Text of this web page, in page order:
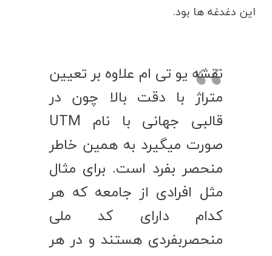
این دغدغه ها بود.
نقشه یو تی ام علاوه بر تعیین
متراژ با دقت بالا چون در
قالبی جهانی با نام UTM
صورت میگیرد به همین خاطر
منحصر بفرد است. برای مثال
مثل افرادی از جامعه که هر
کدام دارای کد ملی
منحصربفردی هستند و در هر